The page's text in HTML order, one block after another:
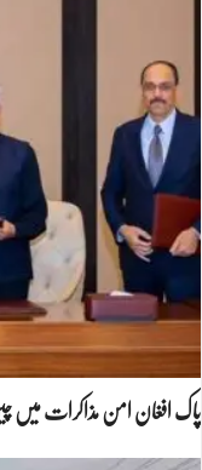
پاک افغان امن مذاکرات میں